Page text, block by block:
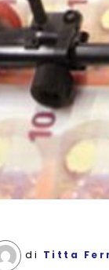
di Titta